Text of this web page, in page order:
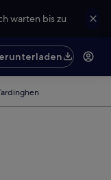
warten bis zu